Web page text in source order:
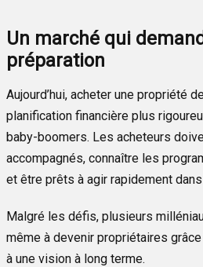
Un marché qui
préparation
Aujourd’hui, acheter une propriété
planification financière plus
baby-boomers. Les acheteurs
accompagnés, connaître les
et être prêts à agir rapidement
Malgré les défis, plusieurs
même à devenir propriétaires
à une vision à long terme.